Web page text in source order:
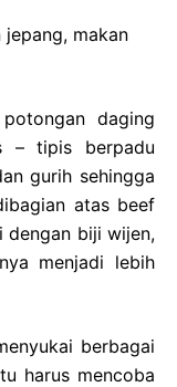
daging
– tipis berpadu
gurih sehingga
atas beef
dengan biji wijen,
menjadi lebih
berbagai
harus mencoba